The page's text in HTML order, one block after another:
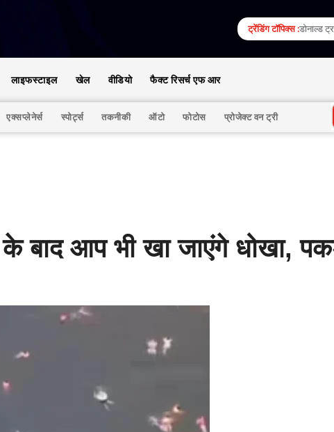
ट्रेंडिंग टॉपिक्स :डोनाल्ड
लाइफस्टाइल खेल वीडियो फैक्ट रिसर्च एफ आर
एक्सप्लेनेर्स स्पोर्ट्स तकनीकी ऑटो फोटोस प्रोजेक्ट वन ट्री
बाद आप भी खा जाएंगे धोखा,